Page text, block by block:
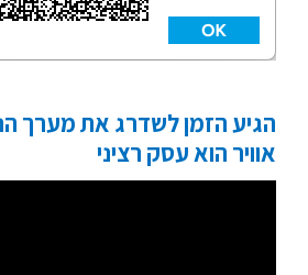
אוויר הוא עסק רציני